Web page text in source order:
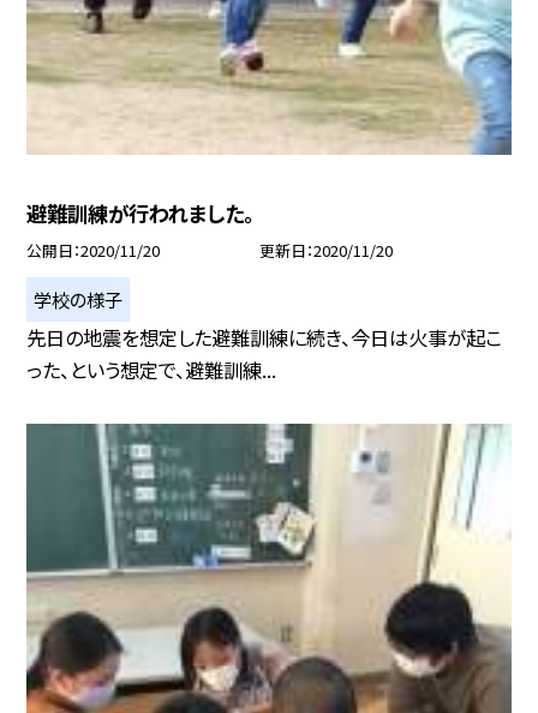
避難訓練が行われました。
公開日 2020/11/20 更新日 2020/11/20
学校の様子
先日の地震を想定した避難訓練に続き、今日は火事が起こ
った、という想定で、避難訓練...